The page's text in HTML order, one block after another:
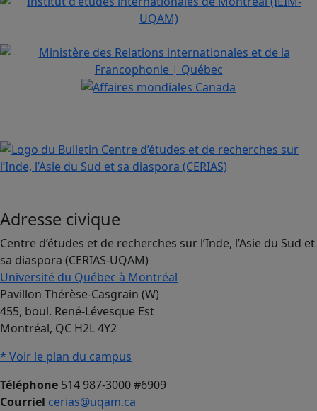
Adresse civique
Centre d’études et de recherches sur l’Inde, l’Asie du Sud et
sa diaspora (CERIAS-UQAM)
Université du Québec à Montréal
Pavillon Thérèse-Casgrain (W)
455, boul. René-Lévesque Est
Montréal, QC H2L 4Y2
* Voir le plan du campus
Téléphone 514 987-3000 #6909
Courriel cerias@uqam.ca